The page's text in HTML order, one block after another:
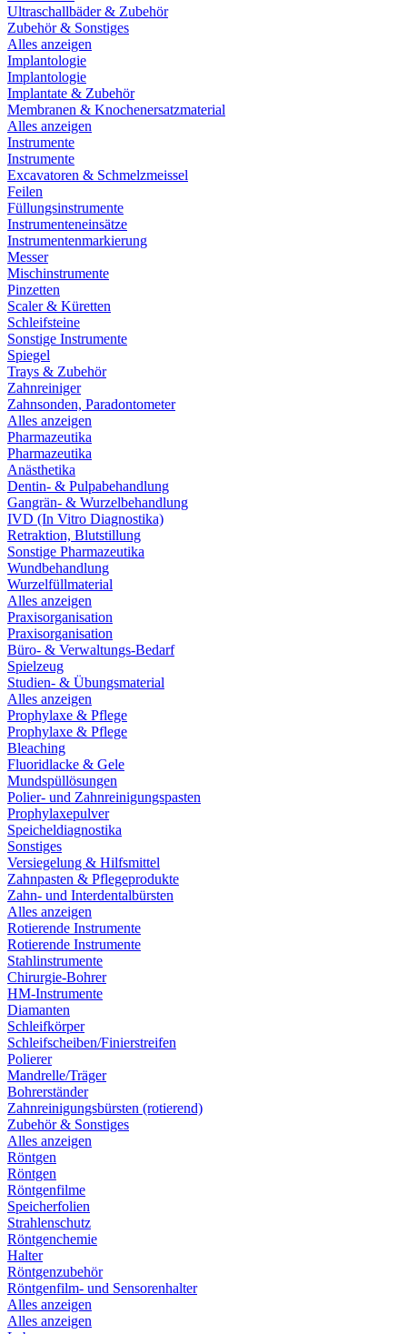
Ultraschallbäder & Zubehör
Zubehör & Sonstiges
Alles anzeigen
Implantologie
Implantologie
Implantate & Zubehör
Membranen & Knochenersatzmaterial
Alles anzeigen
Instrumente
Instrumente
Excavatoren & Schmelzmeissel
Feilen
Füllungsinstrumente
Instrumenteneinsätze
Instrumentenmarkierung
Messer
Mischinstrumente
Pinzetten
Scaler & Küretten
Schleifsteine
Sonstige Instrumente
Spiegel
Trays & Zubehör
Zahnreiniger
Zahnsonden, Paradontometer
Alles anzeigen
Pharmazeutika
Pharmazeutika
Anästhetika
Dentin- & Pulpabehandlung
Gangrän- & Wurzelbehandlung
IVD (In Vitro Diagnostika)
Retraktion, Blutstillung
Sonstige Pharmazeutika
Wundbehandlung
Wurzelfüllmaterial
Alles anzeigen
Praxisorganisation
Praxisorganisation
Büro- & Verwaltungs-Bedarf
Spielzeug
Studien- & Übungsmaterial
Alles anzeigen
Prophylaxe & Pflege
Prophylaxe & Pflege
Bleaching
Fluoridlacke & Gele
Mundspüllösungen
Polier- und Zahnreinigungspasten
Prophylaxepulver
Speicheldiagnostika
Sonstiges
Versiegelung & Hilfsmittel
Zahnpasten & Pflegeprodukte
Zahn- und Interdentalbürsten
Alles anzeigen
Rotierende Instrumente
Rotierende Instrumente
Stahlinstrumente
Chirurgie-Bohrer
HM-Instrumente
Diamanten
Schleifkörper
Schleifscheiben/Finierstreifen
Polierer
Mandrelle/Träger
Bohrerständer
Zahnreinigungsbürsten (rotierend)
Zubehör & Sonstiges
Alles anzeigen
Röntgen
Röntgen
Röntgenfilme
Speicherfolien
Strahlenschutz
Röntgenchemie
Halter
Röntgenzubehör
Röntgenfilm- und Sensorenhalter
Alles anzeigen
Alles anzeigen